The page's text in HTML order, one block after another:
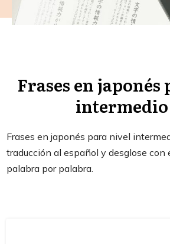
Frases en
intermedio
Frases en japonés para nivel
traducción al español y desglose con
palabra por palabra.